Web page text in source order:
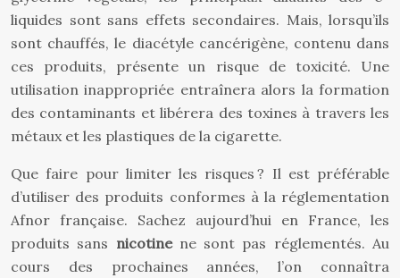
liquides sont sans effets secondaires. Mais, lorsqu’ils
sont chauffés, le diacétyle cancérigène, contenu dans
ces produits, présente un risque de toxicité. Une
utilisation inappropriée entraînera alors la formation
des contaminants et libérera des toxines à travers les
métaux et les plastiques de la cigarette.
Que faire pour limiter les risques ? Il est préférable
d’utiliser des produits conformes à la réglementation
Afnor française. Sachez aujourd’hui en France, les
produits sans nicotinene sont pas réglementés. Au
cours des prochaines années, l’on connaîtra